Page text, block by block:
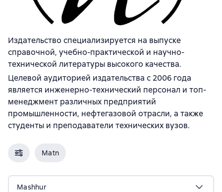
Издательство специализируется на выпуске
справочной, учебно-практической и научно-
технической литературы высокого качества.
Целевой аудиторией издательства с 2006 года
является инженерно-технический персонал и топ-
менеджмент различных предприятий
промышленности, нефтегазовой отрасли, а также
студенты и преподаватели технических вузов.
Matn
Mashhur